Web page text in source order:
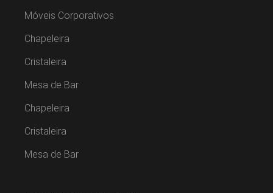
Móveis Corporativos
Chapeleira
Cristaleira
Mesa de Bar
Chapeleira
Cristaleira
Mesa de Bar